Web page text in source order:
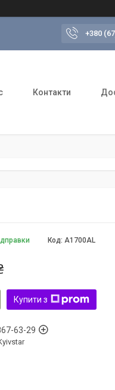
+380
Контакти
Код: A1700AL
Купити з
63-29